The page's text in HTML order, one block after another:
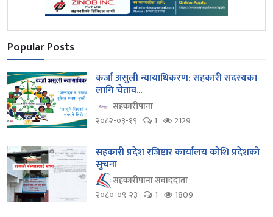
Popular Posts
कर्जा असुली न्यायाधिकरण: सहकारी सदस्यका
लागि चेताव...
सहकारीपाना
२०८२-०३-१९
1 2129
सहकारी प्रदेश रजिष्टार कार्यालय कोशि प्रदेशको
सुचना
सहकारीपाना संवाददाता
२०८०-०९-२३
1 1809